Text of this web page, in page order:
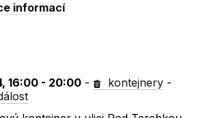
informací
16:00 - 20:00 - kontejnery -